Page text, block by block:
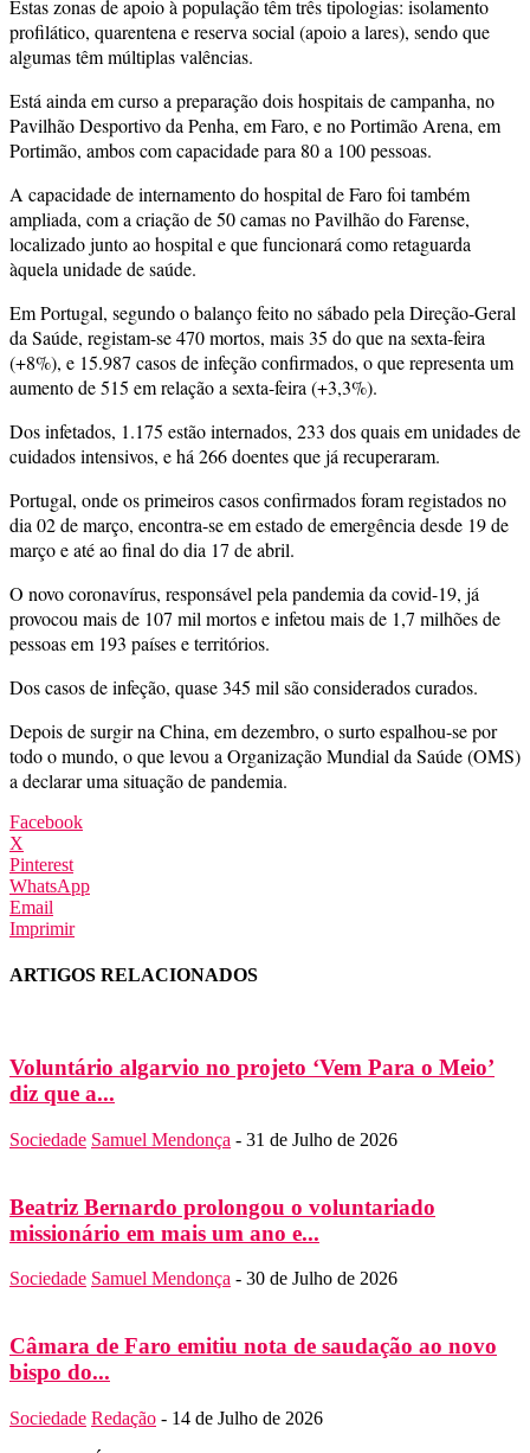
Estas zonas de apoio à população têm três tipologias: isolamento
profilático, quarentena e reserva social (apoio a lares), sendo que
algumas têm múltiplas valências.
Está ainda em curso a preparação dois hospitais de campanha, no
Pavilhão Desportivo da Penha, em Faro, e no Portimão Arena, em
Portimão, ambos com capacidade para 80 a 100 pessoas.
A capacidade de internamento do hospital de Faro foi também
ampliada, com a criação de 50 camas no Pavilhão do Farense,
localizado junto ao hospital e que funcionará como retaguarda
àquela unidade de saúde.
Em Portugal, segundo o balanço feito no sábado pela Direção-Geral
da Saúde, registam-se 470 mortos, mais 35 do que na sexta-feira
(+8%), e 15.987 casos de infeção confirmados, o que representa um
aumento de 515 em relação a sexta-feira (+3,3%).
Dos infetados, 1.175 estão internados, 233 dos quais em unidades de
cuidados intensivos, e há 266 doentes que já recuperaram.
Portugal, onde os primeiros casos confirmados foram registados no
dia 02 de março, encontra-se em estado de emergência desde 19 de
março e até ao final do dia 17 de abril.
O novo coronavírus, responsável pela pandemia da covid-19, já
provocou mais de 107 mil mortos e infetou mais de 1,7 milhões de
pessoas em 193 países e territórios.
Dos casos de infeção, quase 345 mil são considerados curados.
Depois de surgir na China, em dezembro, o surto espalhou-se por
todo o mundo, o que levou a Organização Mundial da Saúde (OMS)
a declarar uma situação de pandemia.
Facebook
X
Pinterest
WhatsApp
Email
Imprimir
ARTIGOS RELACIONADOS
Voluntário algarvio no projeto ‘Vem Para o Meio’
diz que a...
Sociedade Samuel Mendonça - 31 de Julho de 2026
Beatriz Bernardo prolongou o voluntariado
missionário em mais um ano e...
Sociedade Samuel Mendonça - 30 de Julho de 2026
Câmara de Faro emitiu nota de saudação ao novo
bispo do...
Sociedade Redação - 14 de Julho de 2026